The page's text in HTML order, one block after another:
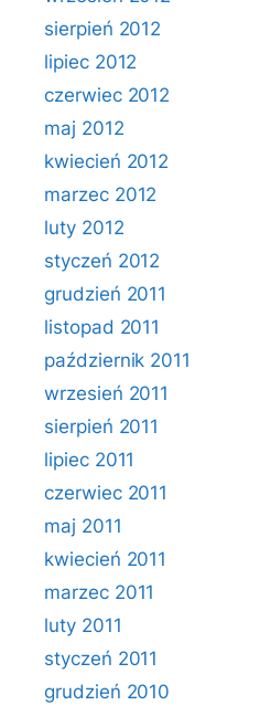
sierpień 2012
lipiec 2012
czerwiec 2012
maj 2012
kwiecień 2012
marzec 2012
luty 2012
styczeń 2012
grudzień 2011
listopad 2011
październik 2011
wrzesień 2011
sierpień 2011
lipiec 2011
czerwiec 2011
maj 2011
kwiecień 2011
marzec 2011
luty 2011
styczeń 2011
grudzień 2010